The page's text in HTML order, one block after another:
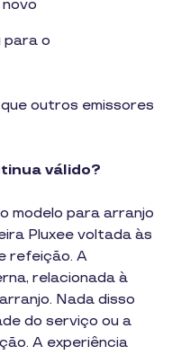
para o
outros emissores
válido?
modelo para arranjo
Pluxee voltada às
refeição. A
relacionada à
Nada disso
do serviço ou a
A experiência